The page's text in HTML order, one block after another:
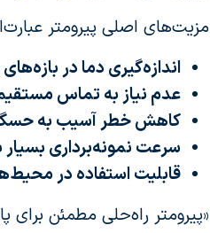
مزیت‌های اصلی پیرومتر
اندازه‌گیری دما در بازه‌های
عدم نیاز به تماس
کاهش خطر آسیب به
سرعت نمونه‌برداری بسیار
قابلیت استفاده در
«پیرومتر راه‌حلی مطمئن